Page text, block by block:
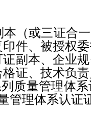
（或三证合
件、被授权委
副本、企业
证、技术负
列质量管理体
管理体系认证